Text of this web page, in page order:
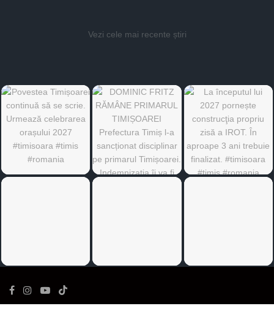
Vezi cele mai recente știri